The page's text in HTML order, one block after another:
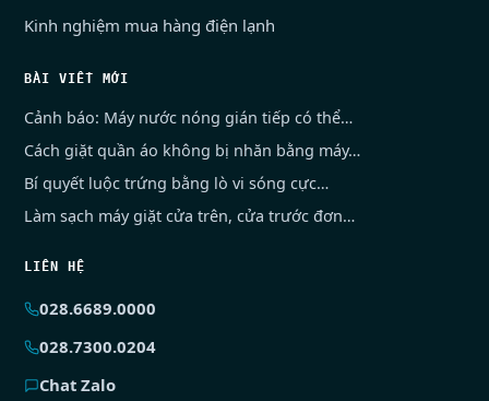
Kinh nghiệm mua hàng điện lạnh
BÀI VIẾT MỚI
Cảnh báo: Máy nước nóng gián tiếp có thể…
Cách giặt quần áo không bị nhăn bằng máy…
Bí quyết luộc trứng bằng lò vi sóng cực…
Làm sạch máy giặt cửa trên, cửa trước đơn…
LIÊN HỆ
028.6689.0000
028.7300.0204
Chat Zalo